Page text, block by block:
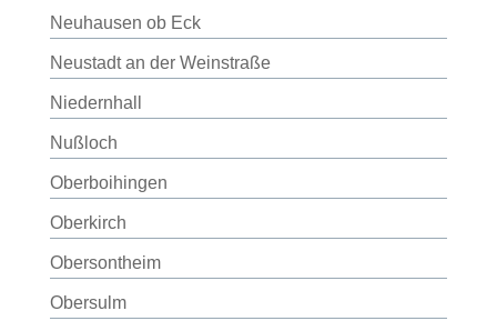
Neuhausen ob Eck
Neustadt an der Weinstraße
Niedernhall
Nußloch
Oberboihingen
Oberkirch
Obersontheim
Obersulm